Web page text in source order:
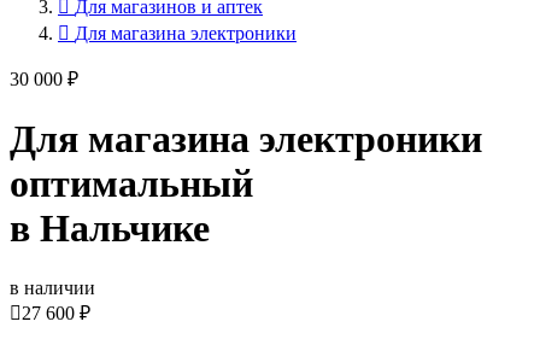
Для магазинов и аптек
Для магазина электроники
30 000 ₽
Для магазина электроники
оптимальный
в Нальчике
в наличии
27 600 ₽